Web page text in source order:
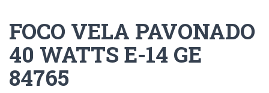
FOCO VELA PAVONADO
40 WATTS E-14 GE
84765